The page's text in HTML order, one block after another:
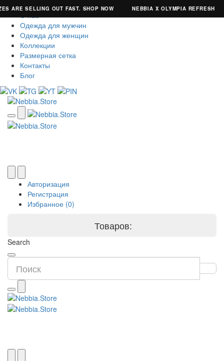
ARE SELLING OUT FAST. SHOP NOW NEBBIA X OLYMPIA REFRESH
О нас
Одежда для мужчин
Одежда для женщин
Коллекции
Размерная сетка
Контакты
Блог
Авторизация
Регистрация
Избранное (0)
Товаров:
Search